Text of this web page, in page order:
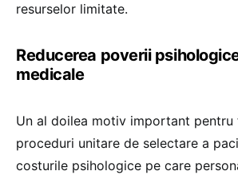
resurselor limitate.
Reducerea poverii
medicale
Un al doilea motiv important pentru
proceduri unitare de selectare a
costurile psihologice pe care